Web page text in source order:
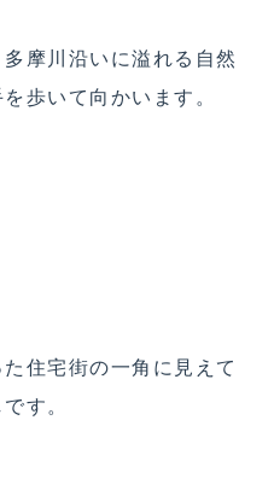
摩川沿いに溢れる自然
歩いて向かいます。
住宅街の一角に見えて
す。